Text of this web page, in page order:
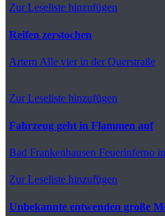
Zur Leseliste hinzufügen
Reifen zerstochen
Artern Alle vier in der Querstraße
Zur Leseliste hinzufügen
Fahrzeug geht in Flammen auf
Bad Frankenhausen Feuerinferno
Zur Leseliste hinzufügen
Unbekannte entwenden große